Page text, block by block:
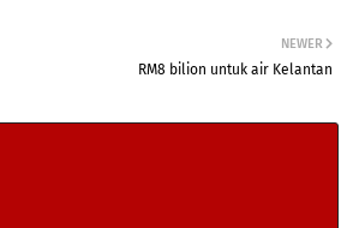
NEWER
RM8 bilion untuk air Kelantan